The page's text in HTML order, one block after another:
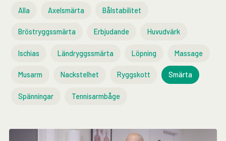
Alla Axelsmärta Bålstabilitet
Bröstryggssmärta Erbjudande Huvudvärk
Ischias Ländryggssmärta Löpning Massage
Musarm Nackstelhet Ryggskott Smärta
Spänningar Tennisarmbåge